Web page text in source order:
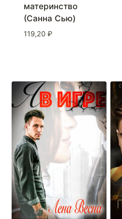
материнство
(Санна Сью)
119,20 ₽